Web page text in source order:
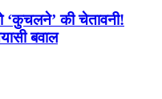
‘कुचलने’ की चेतावनी!
बवाल